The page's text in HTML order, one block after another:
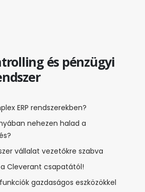
és pénzügyi
ERP rendszerekben?
nehezen halad a
vállalat vezetőkre szabva
Cleverant csapatától!
gazdaságos eszközökkel